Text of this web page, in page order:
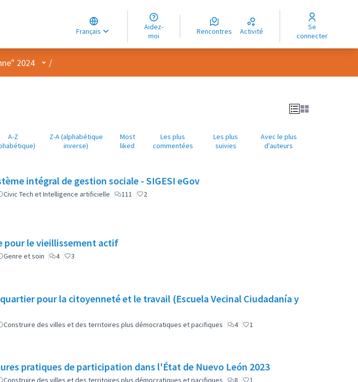
Français
Choose language
Choisir la langue
Elegir el idioma
Aidez-
moi
Rencontres Activité
Se
connecter
2024 Menu utilisateur
/
A-Z
Z-A (alphabétique
inverse)
Most
liked
Les plus
commentées
Les plus
suivies
Avec le plus
d'auteurs
intégral de gestion sociale - SIGESI eGov
Civic Tech et Intelligence artificielle 111 2
pour le vieillissement actif
Genre et soin 4 3
pour la citoyenneté et le travail (Escuela Vecinal Ciudadanía y
Construire des villes et des territoires plus démocratiques et pacifiques 4 1
pratiques de participation dans l'État de Nuevo León 2023
Construire des villes et des territoires plus démocratiques et pacifiques 8 1